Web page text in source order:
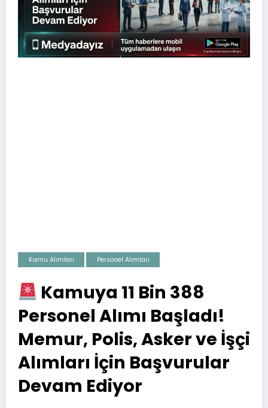
Kamu Alımları Personel Alımları
Kamuya 11 Bin 388
Personel Alımı Başladı!
Memur, Polis, Asker ve İşçi
Alımları İçin Başvurular
Devam Ediyor